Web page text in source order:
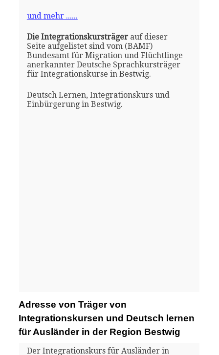
und mehr ......
Die Integrationskursträgerauf dieser
Seite aufgelistet sind vom (BAMF)
Bundesamt für Migration und Flüchtlinge
anerkannter Deutsche Sprachkursträger
für Integrationskurse in Bestwig.
Deutsch Lernen, Integrationskurs und
Einbürgerung in Bestwig.
Adresse von Träger von
Integrationskursen und Deutsch lernen
für Ausländer in der Region Bestwig
Der Integrationskurs für Ausländer in